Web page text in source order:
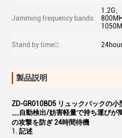
Jamming frequency bands:
1.2G
Stand by time:
製品説明
ZD-GR010BD5 リュックパックの
---自動検出/妨害軽量で持ち運びが
の攻撃を防ぎ 24時間待機
記述